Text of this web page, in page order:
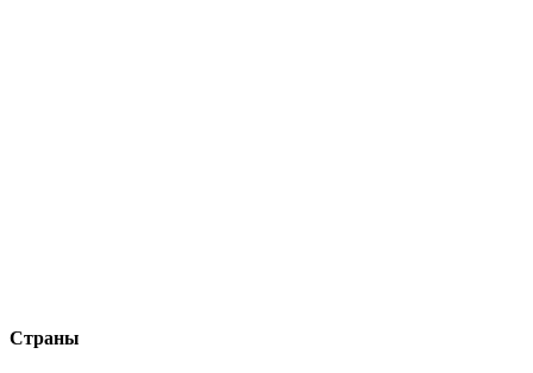
Страны